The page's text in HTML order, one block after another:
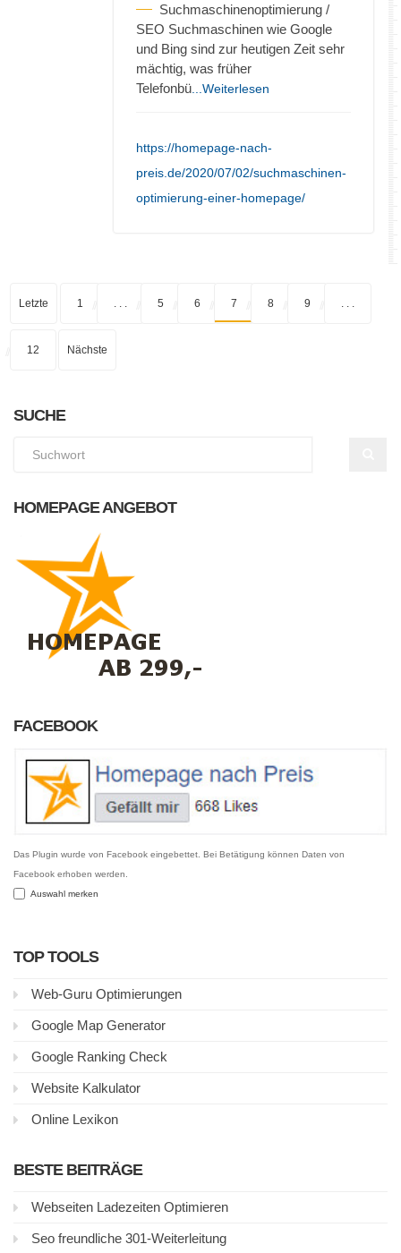
Suchmaschinenoptimierung /
SEO Suchmaschinen wie Google
und Bing sind zur heutigen Zeit sehr
mächtig, was früher
Telefonbü ...Weiterlesen
https://homepage-nach-
preis.de/2020/07/02/suchmaschinen-
optimierung-einer-homepage/
Letzte 1 5 6 7 8 9
12 Nächste
SUCHE
HOMEPAGE ANGEBOT
FACEBOOK
Das Plugin wurde von Facebook eingebettet. Bei Betätigung können Daten von
Facebook erhoben werden.
Auswahl merken
TOP TOOLS
Web-Guru Optimierungen
Google Map Generator
Google Ranking Check
Website Kalkulator
Online Lexikon
BESTE BEITRÄGE
Webseiten Ladezeiten Optimieren
Seo freundliche 301-Weiterleitung